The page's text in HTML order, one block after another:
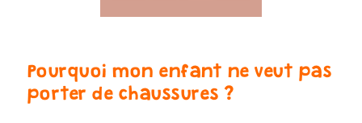
Pourquoi mon enfant ne veut pas
porter de chaussures ?